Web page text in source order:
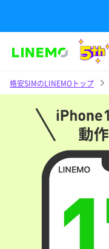
格安SIMのLINEMOトップ